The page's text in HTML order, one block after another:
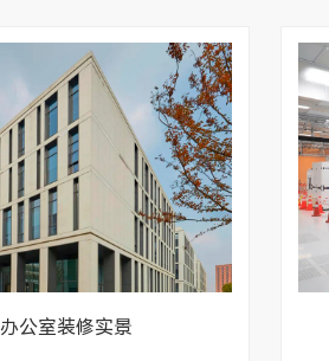
办公室装修实景